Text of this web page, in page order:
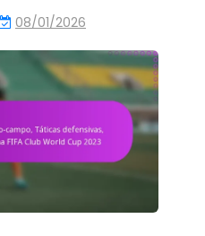
08/01/2026